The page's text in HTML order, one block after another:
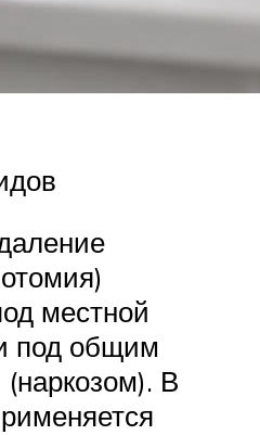
местной
под общим
В